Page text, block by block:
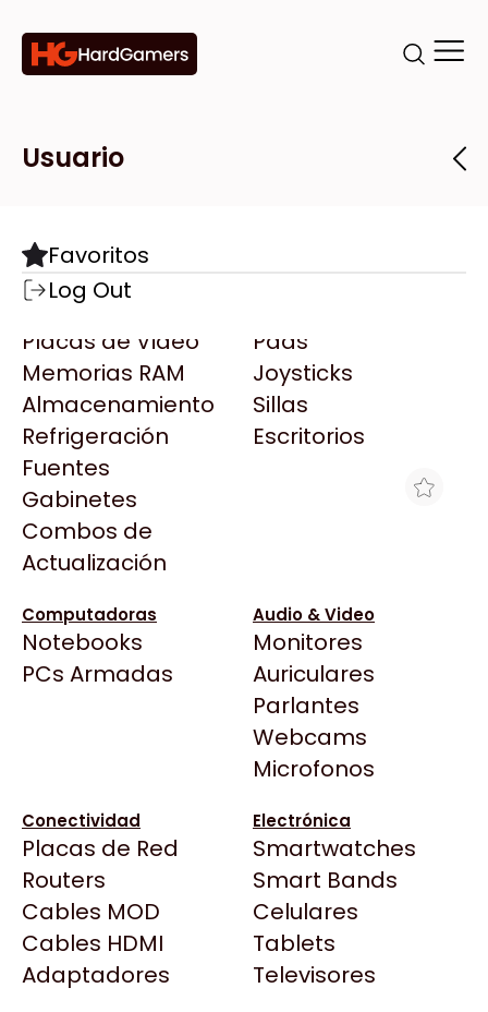
Categorías
Componentes
Motherboards
Microprocesadores
Placas de Video
Memorias RAM
Almacenamiento
Refrigeración
Fuentes
Gabinetes
Combos de
Actualización
Pads
Joysticks
Sillas
Escritorios
Computadoras
Notebooks
PCs Armadas
Audio & Video
Monitores
Auriculares
Parlantes
Webcams
Microfonos
Conectividad
Placas de Red
Routers
Cables MOD
Cables HDMI
Adaptadores
Electrónica
Smartwatches
Smart Bands
Celulares
Tablets
Televisores
Marcas
Todas las Marcas
AMD
AULA
Acer
Adata
AeroCool
Antec
Arkham
Asrock
BenQ
CX
Cooler Master
Deepcool
Dell
EVGA
Gamemax
Genesis
Genius
Tiendas
Destacadas
Todas las Tiendas
Click Gaming
Compufan Store
Dinobyte
Full H4rd
Gaming City
Gezatek
Usuario
Favoritos
Log Out
MOTHERBOARD ASUS TUF GAMING
B850-E WIFI AM5 DDR5
$404.115
Ver producto en la página de Gaming Point